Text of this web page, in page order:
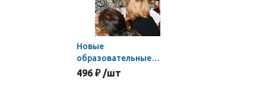
Новые
образовательные
стандарты:
496 ₽ /шт